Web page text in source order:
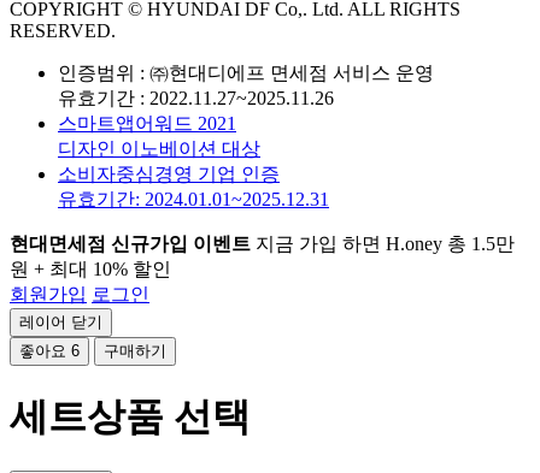
COPYRIGHT © HYUNDAI DF Co,. Ltd. ALL RIGHTS
RESERVED.
인증범위 : ㈜현대디에프 면세점 서비스 운영
유효기간 : 2022.11.27~2025.11.26
스마트앱어워드 2021
디자인 이노베이션 대상
소비자중심경영 기업 인증
유효기간: 2024.01.01~2025.12.31
현대면세점 신규가입 이벤트 지금 가입 하면 H.oney 총 1.5만
원 + 최대 10% 할인
회원가입 로그인
레이어 닫기
좋아요 6 구매하기
세트상품 선택